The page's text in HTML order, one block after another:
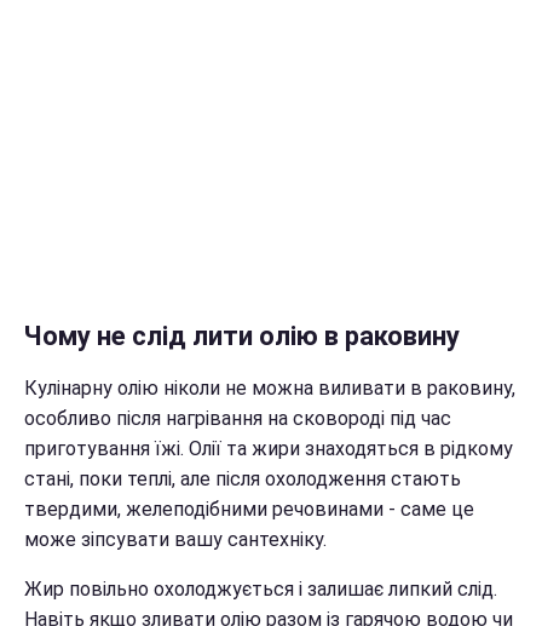
Чому не слід лити олію в раковину
Кулінарну олію ніколи не можна виливати в раковину,
особливо після нагрівання на сковороді під час
приготування їжі. Олії та жири знаходяться в рідкому
стані, поки теплі, але після охолодження стають
твердими, желеподібними речовинами - саме це
може зіпсувати вашу сантехніку.
Жир повільно охолоджується і залишає липкий слід.
Навіть якщо зливати олію разом із гарячою водою чи